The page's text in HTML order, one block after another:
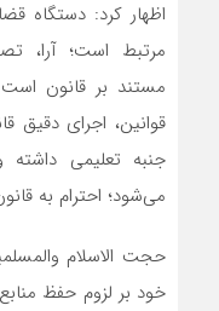
اظهار کرد: دستگاه
مرتبط است؛ آرا،
مستند بر قانون
قوانین، اجرای دقیق
جنبه تعلیمی
می‌شود؛ احترام به
حجت الاسلام
خود بر لزوم حفظ